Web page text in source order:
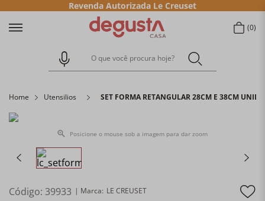
Revenda Autorizada Le Creuset
0
O que você procura hoje?
Home Utensilios SET FORMA RETANGULAR 28CM E 38CM UNID.
Posicione o mouse sob a imagem para dar zoom
Código: 39933 LE CREUSET